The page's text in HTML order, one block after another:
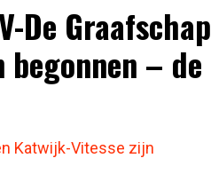
De Graafschap
– de
Katwijk-Vitesse zijn